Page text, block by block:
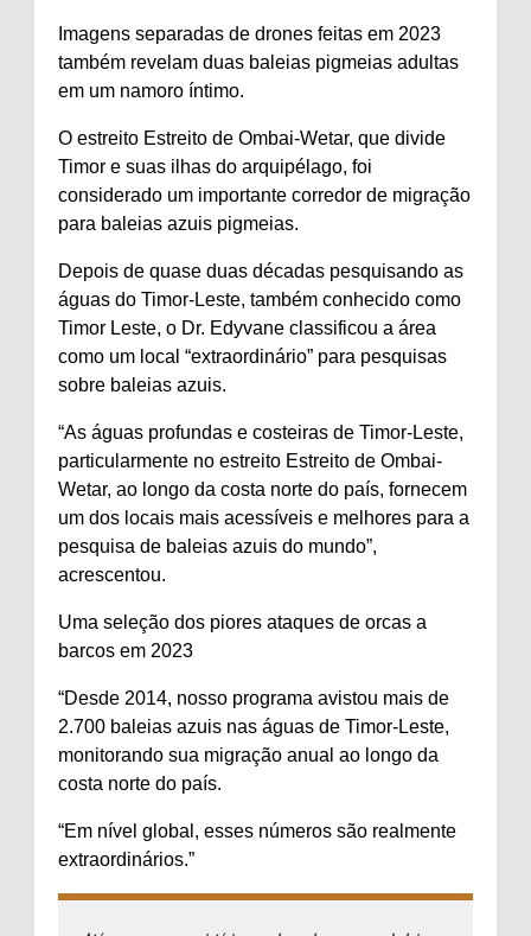
Imagens separadas de drones feitas em 2023
também revelam duas baleias pigmeias adultas
em um namoro íntimo.
O estreito Estreito de Ombai-Wetar, que divide
Timor e suas ilhas do arquipélago, foi
considerado um importante corredor de migração
para baleias azuis pigmeias.
Depois de quase duas décadas pesquisando as
águas do Timor-Leste, também conhecido como
Timor Leste, o Dr. Edyvane classificou a área
como um local “extraordinário” para pesquisas
sobre baleias azuis.
“As águas profundas e costeiras de Timor-Leste,
particularmente no estreito Estreito de Ombai-
Wetar, ao longo da costa norte do país, fornecem
um dos locais mais acessíveis e melhores para a
pesquisa de baleias azuis do mundo”,
acrescentou.
Uma seleção dos piores ataques de orcas a
barcos em 2023
“Desde 2014, nosso programa avistou mais de
2.700 baleias azuis nas águas de Timor-Leste,
monitorando sua migração anual ao longo da
costa norte do país.
“Em nível global, esses números são realmente
extraordinários.”